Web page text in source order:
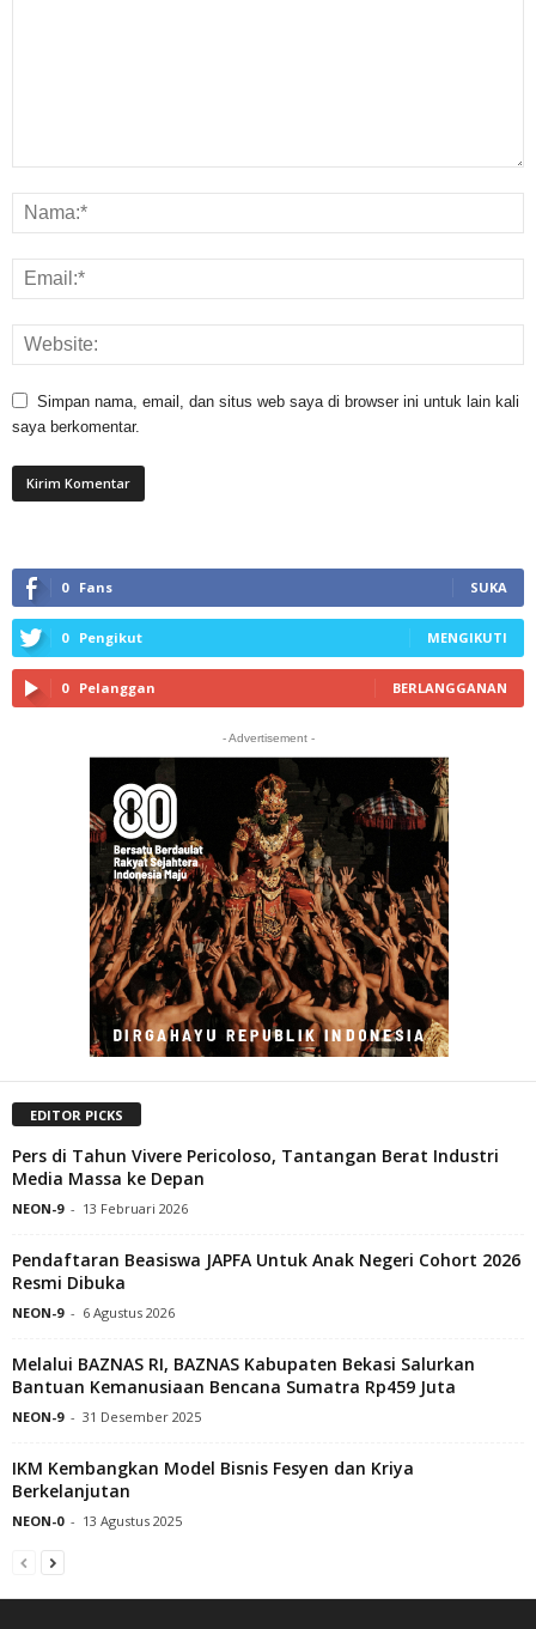
Simpan nama, email, dan situs web saya di browser ini untuk lain kali
saya berkomentar.
0 Fans SUKA
0 Pengikut MENGIKUTI
0 Pelanggan BERLANGGANAN
- Advertisement -
EDITOR PICKS
Pers di Tahun Vivere Pericoloso, Tantangan Berat Industri
Media Massa ke Depan
NEON-9 - 13 Februari 2026
Pendaftaran Beasiswa JAPFA Untuk Anak Negeri Cohort 2026
Resmi Dibuka
NEON-9 - 6 Agustus 2026
Melalui BAZNAS RI, BAZNAS Kabupaten Bekasi Salurkan
Bantuan Kemanusiaan Bencana Sumatra Rp459 Juta
NEON-9 - 31 Desember 2025
IKM Kembangkan Model Bisnis Fesyen dan Kriya
Berkelanjutan
NEON-0 - 13 Agustus 2025